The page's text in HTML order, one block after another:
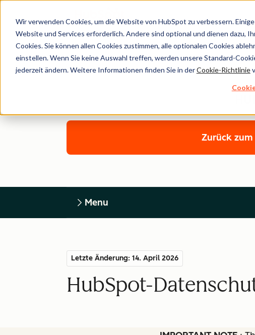
Wir verwenden Cookies, um die Website von HubSpot zu verbessern.
Website und Services erforderlich. Andere sind optional und dienen dazu,
Cookies. Sie können allen Cookies zustimmen, alle optionalen Cookies
einstellen. Wenn Sie keine Auswahl treffen, werden unsere Standard-
jederzeit ändern. Weitere Informationen finden Sie in derCookie-Richtlinie
Zurück
Menu
Letzte Änderung: 14. April 2026
HubSpot-